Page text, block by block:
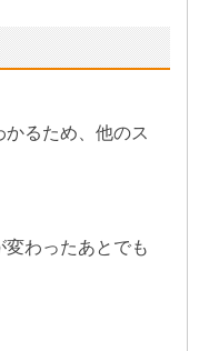
るため、他のス
わったあとでも